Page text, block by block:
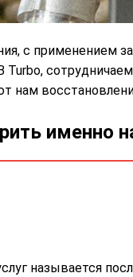
с применением
Turbo,
нам
именно
называется